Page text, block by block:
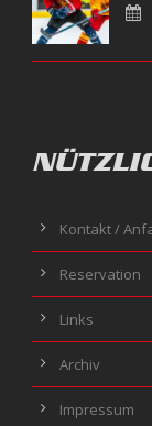
Kontakt /
Reservation
Links
Archiv
Impressum